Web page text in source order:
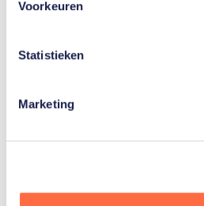
Voorkeuren
Statistieken
Marketing
bekend als B-boy Lee, is
zijn sport, zijn crew en zijn